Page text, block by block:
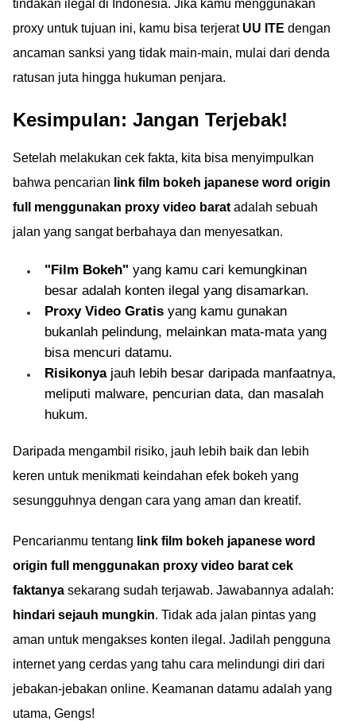
tindakan ilegal di Indonesia. Jika kamu menggunakan
proxy untuk tujuan ini, kamu bisa terjerat UU ITE dengan
ancaman sanksi yang tidak main-main, mulai dari denda
ratusan juta hingga hukuman penjara.
Kesimpulan: Jangan Terjebak!
Setelah melakukan cek fakta, kita bisa menyimpulkan
bahwa pencarian link film bokeh japanese word origin
full menggunakan proxy video barat adalah sebuah
jalan yang sangat berbahaya dan menyesatkan.
"Film Bokeh" yang kamu cari kemungkinan
besar adalah konten ilegal yang disamarkan.
Proxy Video Gratis yang kamu gunakan
bukanlah pelindung, melainkan mata-mata yang
bisa mencuri datamu.
Risikonyajauh lebih besar daripada manfaatnya,
meliputi malware, pencurian data, dan masalah
hukum.
Daripada mengambil risiko, jauh lebih baik dan lebih
keren untuk menikmati keindahan efek bokeh yang
sesungguhnya dengan cara yang aman dan kreatif.
Pencarianmu tentang link film bokeh japanese word
origin full menggunakan proxy video barat cek
faktanya sekarang sudah terjawab. Jawabannya adalah:
hindari sejauh mungkin. Tidak ada jalan pintas yang
aman untuk mengakses konten ilegal. Jadilah pengguna
internet yang cerdas yang tahu cara melindungi diri dari
jebakan-jebakan online. Keamanan datamu adalah yang
utama, Gengs!